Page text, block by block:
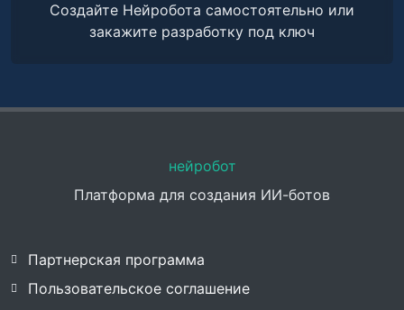
Создайте Нейробота самостоятельно или
закажите разработку под ключ
нейробот
Платформа для создания ИИ-ботов
Партнерская программа
Пользовательское соглашение